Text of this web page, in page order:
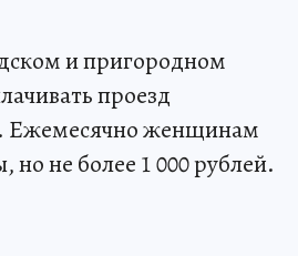
и пригородном
проезд
Ежемесячно женщинам
не более 1 000 рублей.